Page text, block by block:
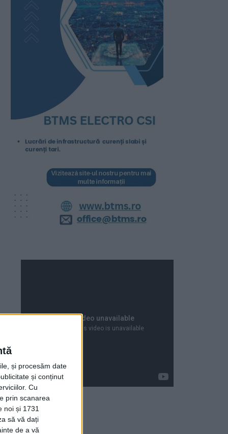
și procesăm date
și conținut
Cu
prin scanarea
noi și 1731
să vă dați
de a vă
Articole recente